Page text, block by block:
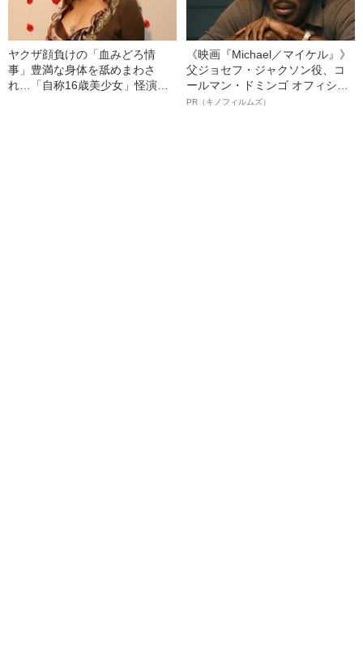
ヤクザ顔負けの「血みどろ情
事」豊満な身体を舐めまわさ
れ…「自称16歳美少女」怪演
《映画『Michael／マイケル』》
父ジョセフ・ジャクソン役、コ
ールマン・ドミンゴ オフィシャ
ルインタビュー“観客を魅了した
PR（キノフィルムズ）